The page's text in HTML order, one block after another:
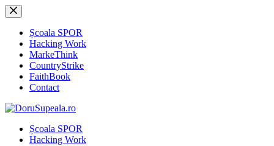
Sari
la
conținutȘcoala SPOR
Hacking Work
MarkeThink
CountryStrike
FaithBook
Contact
Școala SPOR
Hacking Work